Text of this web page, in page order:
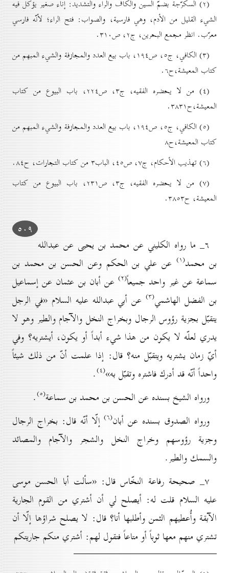
(۲) السکرّجة بضمّ السین والکاف والراء والتشديد: إناء صغير یؤکل فيه
الشيء القلیل من الأدم، وهي فارسية، والصواب: فتح الراء؛ لأنّه فارسي
معرّب. انظر مجمع البحرين، ج۲، ص۳۱٠.
(۳) الکافي، ج٥، ص۱۹٤، باب بیع العدد والمجازفة والشيء المبهم من
کتاب المعيشة‌،ح٦.
(٤) من لا يحضره الفقيه،‌ ج۳، ‌ص۲۲٤، باب البیوع من کتاب
المعيشة،‌ح۳۸۳۱.
(٥) الکافي، ج٥، ص۱۹٤، باب بیع العدد والمجازفة والشيء المبهم من
کتاب المعيشة‌،ح۸
(٦) تهذيب الأحکام،‌ ج۷، ص٤٥، الباب۳ من کتاب التجارات، ح۸٤.
(۷) من لا يحضره الفقيه،‌ ج۳، ‌ص۲۳۱، باب البیوع من کتاب
المعيشة،‌ ح۳۸٥۳.
٥٠۹
٦_ ما رواه الكليني عن محمد بن يحيى عن عبدالله
بن محمد(۱) عن علي بن الحكم وعن الحسن بن محمد بن
سماعة عن غير واحد جميعاً(۲) عن أبان بن عثمان عن إسماعيل
بن الفضل الهاشمي(۳) عن أبي عبدالله عليه السلام «في الرجل
یتقبّل بجزية رؤوس الرجال وبخراج النخل والآجام والطير وهو لا
يدري لعلّه لا يکون من هذا شيء أبداً أو يکون، أيشتريه؟ وفي
أيّ زمان يشتريه ويتقبّل منه؟ قال: إذا علمت أنّ من ذلك شيئاً
واحداً أنّه قد أدرك فاشتره وتقبّل به»(٤) .
ورواه الشيخ بسنده عن الحسن بن محمد بن سماعة(٥) .
ورواه الصدوق بسنده عن أبان(٦) إلّا أنّه قال: بخراج الرجال
وجزية رؤوسهم وخراج النخل والشجر والآجام والمصائد
والسمك والطير.
۷_ صحيحة رفاعة النخّاس قال: «سألت أبا الحسن موسى
عليه السلام قلت له: أيصلح لي أن أشتري من القوم الجارية
الآبقة وأُعطيهم الثمن وأطلبها أنا؟ قال: لا يصلح شراؤها إلّا أن
تشتري منهم معها ثوباً أو متاعاً فتقول لهم: أشتري منكم جاريتكم